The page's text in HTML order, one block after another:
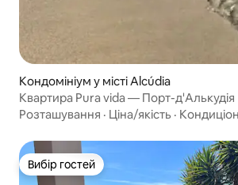
Кондомініум у місті Alcúdia
Квартира Pura vida — Порт-д'Алькудія
Розташування · Ціна/якість ·
Вибір гостей
Вибір гостей